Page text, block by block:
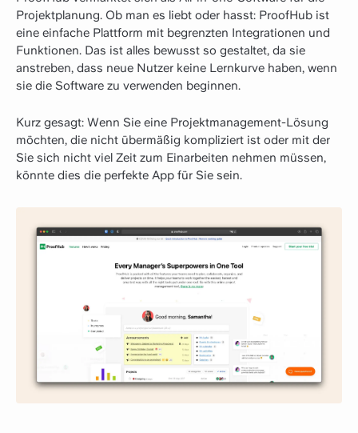
Projektplanung. Ob man es liebt oder hasst: ProofHub ist
eine einfache Plattform mit begrenzten Integrationen und
Funktionen. Das ist alles bewusst so gestaltet, da sie
anstreben, dass neue Nutzer keine Lernkurve haben, wenn
sie die Software zu verwenden beginnen.
Kurz gesagt: Wenn Sie eine Projektmanagement-Lösung
möchten, die nicht übermäßig kompliziert ist oder mit der
Sie sich nicht viel Zeit zum Einarbeiten nehmen müssen,
könnte dies die perfekte App für Sie sein.